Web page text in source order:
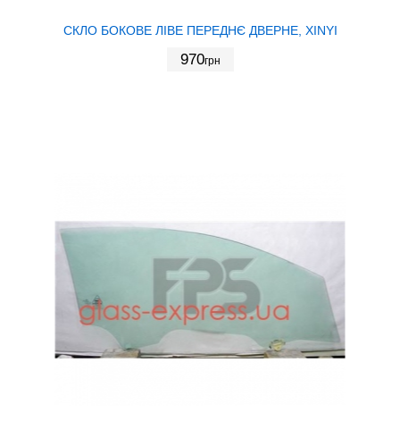
СКЛО БОКОВЕ ЛІВЕ ПЕРЕДНЄ ДВЕРНЕ, XINYI
970грн